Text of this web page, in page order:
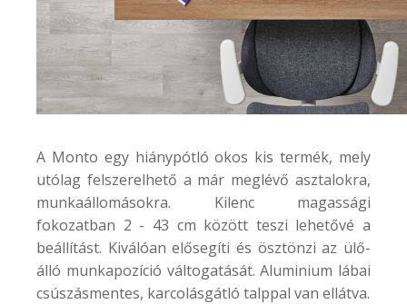
A Monto egy hiánypótló okos kis termék, mely
utólag felszerelhető a már meglévő asztalokra,
munkaállomásokra. Kilenc magassági
fokozatban 2 - 43 cm között teszi lehetővé a
beállítást. Kiválóan elősegíti és ösztönzi az ülő-
álló munkapozíció váltogatását. Aluminium lábai
csúszásmentes, karcolásgátló talppal van ellátva.